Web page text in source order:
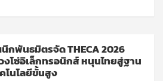
นึกพันธมิตรจัด THECA 2026
งโซ่อิเล็กทรอนิกส์ หนุนไทยสู่ฐาน
โนโลยีขั้นสูง